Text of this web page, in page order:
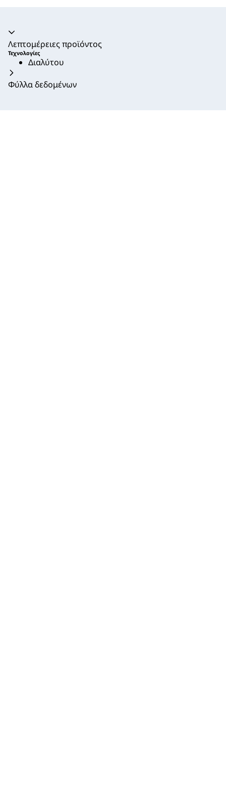
Ακορντεόν καταρρεύσει
Λεπτομέρειες προϊόντος
Τεχνολογίες
Διαλύτου
Φύλλα δεδομένων